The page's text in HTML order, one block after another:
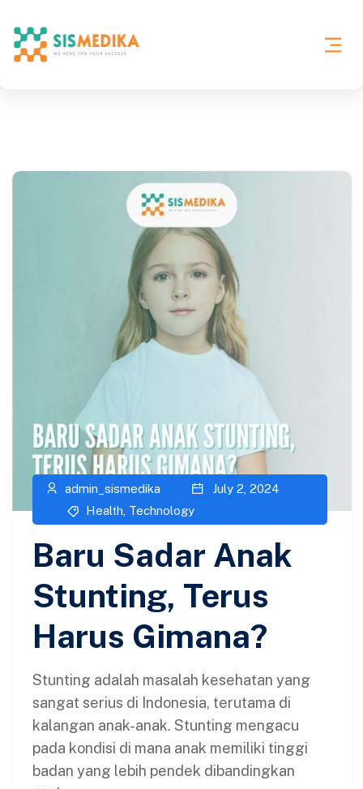
admin_sismedika
July 2, 2024
Health Technology
Baru Sadar Anak
Stunting, Terus
Harus Gimana?
Stunting adalah masalah kesehatan yang
sangat serius di Indonesia, terutama di
kalangan anak-anak. Stunting mengacu
pada kondisi di mana anak memiliki tinggi
badan yang lebih pendek dibandingkan